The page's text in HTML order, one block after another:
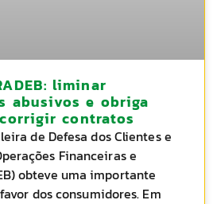
liminar
abusivos e obriga
contratos
de Defesa dos Clientes e
Financeiras e
obteve uma importante
dos consumidores. Em